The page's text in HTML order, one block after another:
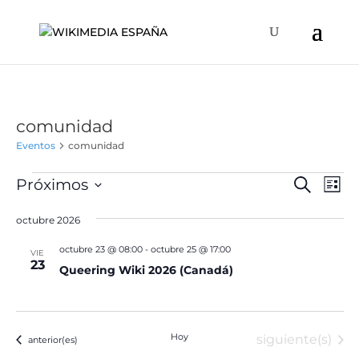
comunidad
Eventos comunidad
Eventos Buscar
de
Lista
Próximos
la
octubre 2026
VIE
23 Queering Wiki 2026 (Canadá)
octubre 23 @ 08:00- octubre 25 @ 17:00
Eventos
anterior(es) Hoy Eventos
siguiente(s)